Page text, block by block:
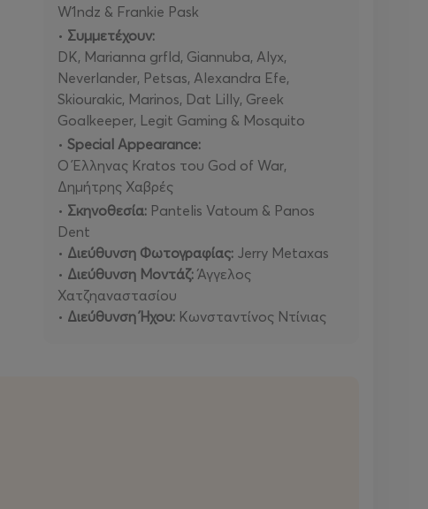
W1ndz & Frankie Pask
• Συμμετέχουν:
DK, Marianna grfld, Giannuba, Alyx,
Neverlander, Petsas, Alexandra Efe,
Skiourakic, Marinos, Dat Lilly, Greek
Goalkeeper, Legit Gaming & Mosquito
• Special Appearance:
Ο Έλληνας Kratos του God of War,
Δημήτρης Χαβρές
• Σκηνοθεσία: Pantelis Vatoum & Panos
Dent
• Διεύθυνση Φωτογραφίας: Jerry Metaxas
• Διεύθυνση Μοντάζ: Άγγελος
Χατζηαναστασίου
• Διεύθυνση Ήχου: Κωνσταντίνος Ντίνιας